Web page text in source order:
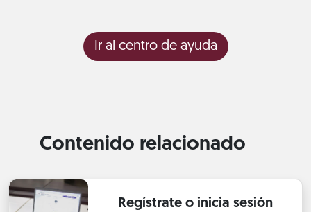
Ir al centro de ayuda
Contenido relacionado
Regístrate o inicia sesión